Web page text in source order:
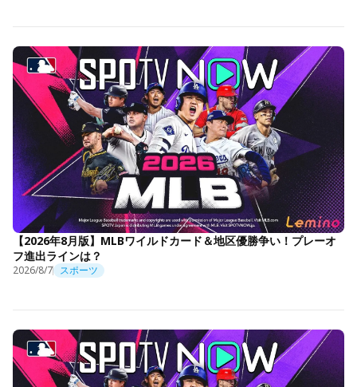
【2026年8月版】MLBワイルドカード＆地区優勝争い！プレーオ
フ進出ラインは？
2026/8/7 スポーツ